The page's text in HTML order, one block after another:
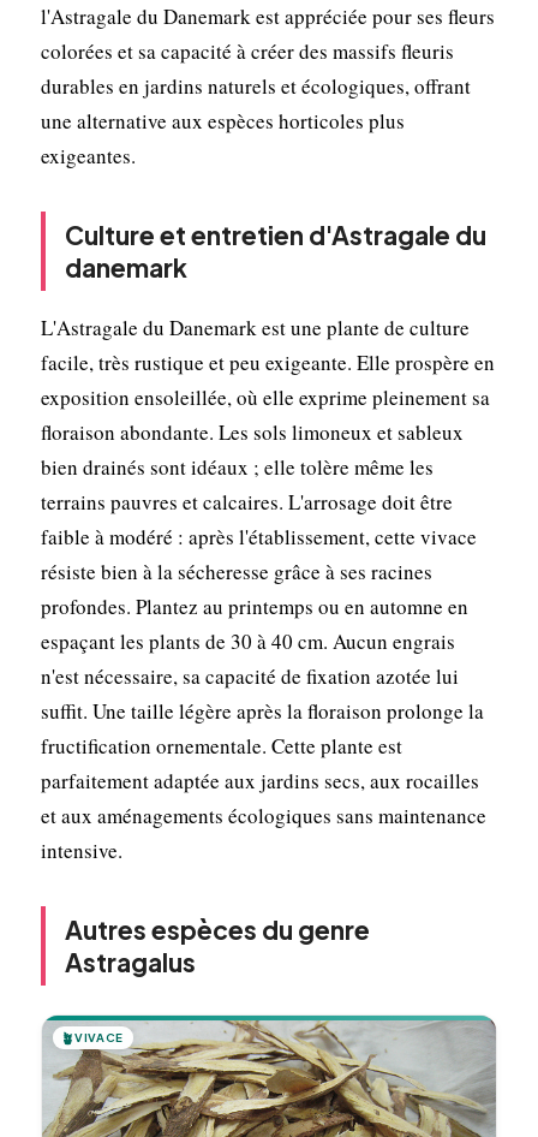
l'Astragale du Danemark est appréciée pour ses fleurs
colorées et sa capacité à créer des massifs fleuris
durables en jardins naturels et écologiques, offrant
une alternative aux espèces horticoles plus
exigeantes.
Culture et entretien d'Astragale du
danemark
L'Astragale du Danemark est une plante de culture
facile, très rustique et peu exigeante. Elle prospère en
exposition ensoleillée, où elle exprime pleinement sa
floraison abondante. Les sols limoneux et sableux
bien drainés sont idéaux ; elle tolère même les
terrains pauvres et calcaires. L'arrosage doit être
faible à modéré : après l'établissement, cette vivace
résiste bien à la sécheresse grâce à ses racines
profondes. Plantez au printemps ou en automne en
espaçant les plants de 30 à 40 cm. Aucun engrais
n'est nécessaire, sa capacité de fixation azotée lui
suffit. Une taille légère après la floraison prolonge la
fructification ornementale. Cette plante est
parfaitement adaptée aux jardins secs, aux rocailles
et aux aménagements écologiques sans maintenance
intensive.
Autres espèces du genre
Astragalus
🪴VIVACE